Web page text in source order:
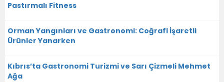
Pastırmalı Fitness
Orman Yangınları ve Gastronomi: Coğrafi İşaretli
Ürünler Yanarken
Kıbrıs’ta Gastronomi Turizmi ve Sarı Çizmeli Mehmet
Ağa